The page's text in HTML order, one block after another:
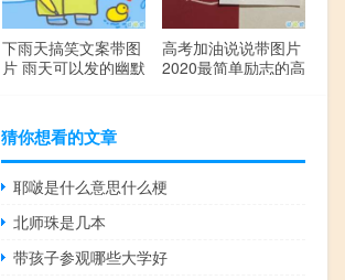
下雨天搞笑文案带图
片 雨天可以发的幽默
高考加油说说带图片
2020最简单励志的高
猜你想看的文章
耶啵是什么意思什么梗
北师珠是几本
带孩子参观哪些大学好